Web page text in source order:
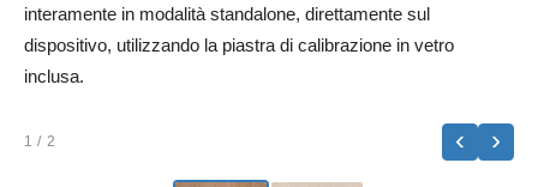
interamente in modalità standalone, direttamente sul
dispositivo, utilizzando la piastra di calibrazione in vetro
inclusa.
1 / 2 ‹ ›